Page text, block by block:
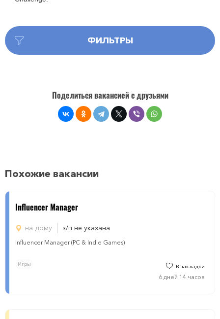
ФИЛЬТРЫ
Поделиться вакансией с друзьями
Похожие вакансии
Influencer Manager
на дому з/п не указана
Influencer Manager (PC & Indie Games)
Игры В закладки
6 дней 14 часов